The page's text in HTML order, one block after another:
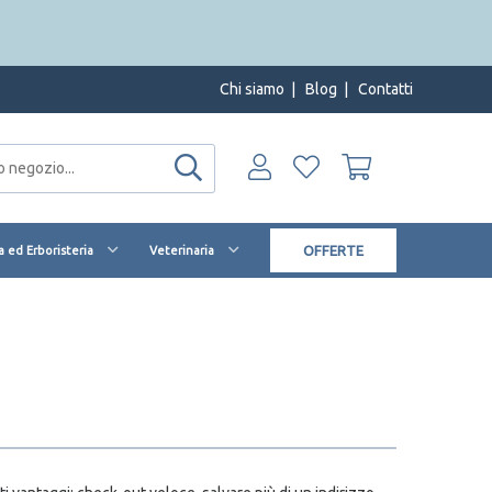
Chi siamo Blog Contatti
ed Erboristeria Veterinaria OFFERTE